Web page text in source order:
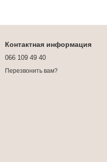
Контактная информация
066 109 49 40
Перезвонить вам?